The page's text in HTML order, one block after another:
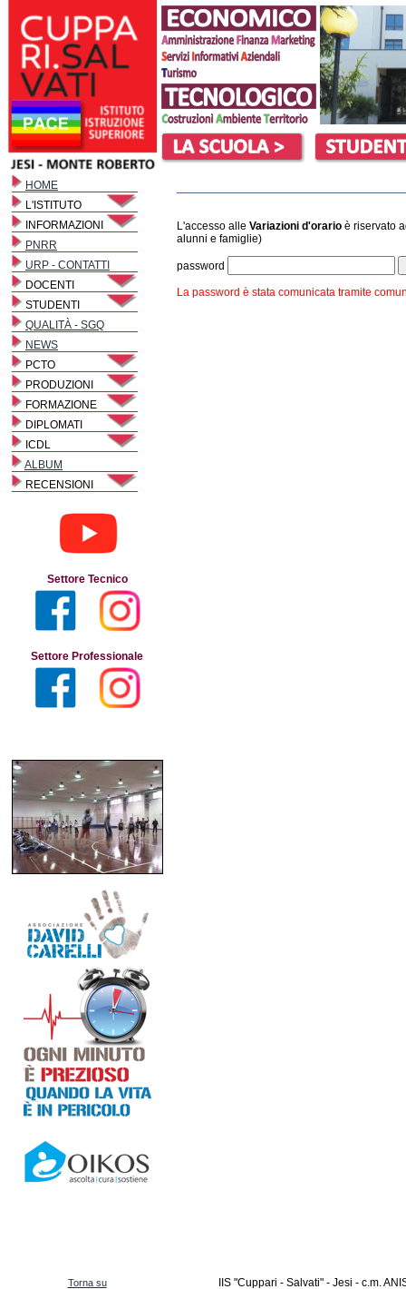
HOME
L'ISTITUTO
INFORMAZIONI
PNRR
URP - CONTATTI
DOCENTI
STUDENTI
QUALITÀ - SGQ
NEWS
PCTO
PRODUZIONI
FORMAZIONE
DIPLOMATI
ICDL
ALBUM
RECENSIONI
Settore Tecnico
Settore Professionale
L'accesso alle Variazioni d'orario è riservato
alunni e famiglie)
password
La password è stata comunicata tramite
Torna su IIS "Cuppari - Salvati" - Jesi - c.m.